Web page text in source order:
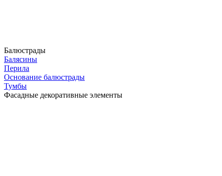
Балюстрады
Балясины
Перила
Основание балюстрады
Тумбы
Фасадные декоративные элементы